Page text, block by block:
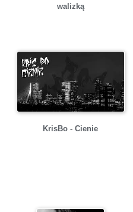
walizką
KrisBo - Cienie